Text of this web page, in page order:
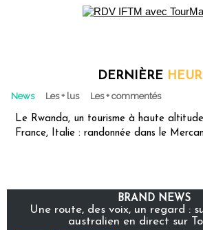
DERNIÈRE
News Les + lus Les + commentés
Le Rwanda, un tourisme à haute altitude
France, Italie : randonnée dans le
BRAND NEWS
Une route, des voix, un regard :
australien en direct sur